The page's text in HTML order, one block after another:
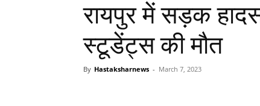
रायपुर में सड़क
स्टूडेंट्स की मौत
By Hastaksharnews - March 7, 2023